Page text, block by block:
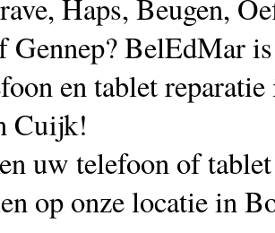
Haps, Beugen,
Gennep? BelEdMar
en tablet
Cuijk!
uw telefoon of
op onze locatie in